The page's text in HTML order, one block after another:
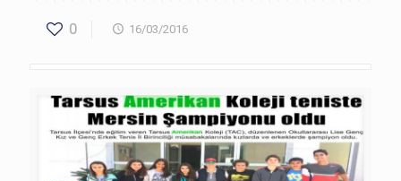
0 16/03/2016